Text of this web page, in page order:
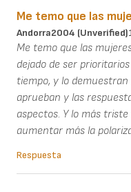
Me temo que las
Andorra2004 (unverified)
Me temo que las
dejado de ser
tiempo, y lo
aprueban y las
aspectos. Y lo más
aumentar más la
Respuesta